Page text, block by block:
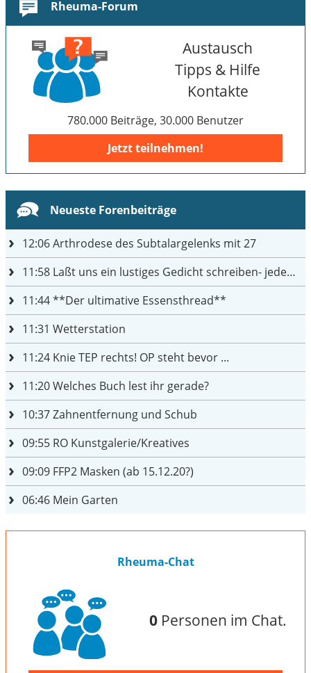
Rheuma-Forum
Austausch
Tipps & Hilfe
Kontakte
780.000 Beiträge, 30.000 Benutzer
Jetzt teilnehmen!
Neueste Forenbeiträge
12:06Arthrodese des Subtalargelenks mit 27
11:58 Laßt uns ein lustiges Gedicht schreiben- jeder einen Satz
11:44**Der ultimative Essensthread**
11:31 Wetterstation
11:24 Knie TEP rechts! OP steht bevor ...
11:20Welches Buch lest ihr gerade?
10:37Zahnentfernung und Schub
09:55 RO Kunstgalerie/Kreatives
09:09 FFP2 Masken (ab 15.12.20?)
06:46 Mein Garten
Rheuma-Chat
0Personen im Chat.